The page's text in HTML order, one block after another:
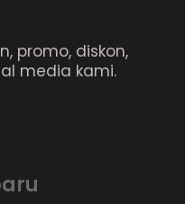
promo, diskon,
media kami.